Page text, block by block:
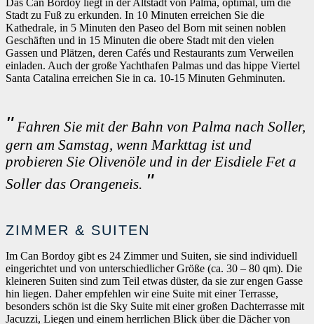
Das Can Bordoy liegt in der Altstadt von Palma, optimal, um die
Stadt zu Fuß zu erkunden. In 10 Minuten erreichen Sie die
Kathedrale, in 5 Minuten den Paseo del Born mit seinen noblen
Geschäften und in 15 Minuten die obere Stadt mit den vielen
Gassen und Plätzen, deren Cafés und Restaurants zum Verweilen
einladen. Auch der große Yachthafen Palmas und das hippe Viertel
Santa Catalina erreichen Sie in ca. 10-15 Minuten Gehminuten.
Fahren Sie mit der Bahn von Palma nach Soller,
gern am Samstag, wenn Markttag ist und
probieren Sie Olivenöle und in der Eisdiele Fet a
Soller das Orangeneis.
ZIMMER & SUITEN
Im Can Bordoy gibt es 24 Zimmer und Suiten, sie sind individuell
eingerichtet und von unterschiedlicher Größe (ca. 30 – 80 qm). Die
kleineren Suiten sind zum Teil etwas düster, da sie zur engen Gasse
hin liegen. Daher empfehlen wir eine Suite mit einer Terrasse,
besonders schön ist die Sky Suite mit einer großen Dachterrasse mit
Jacuzzi, Liegen und einem herrlichen Blick über die Dächer von